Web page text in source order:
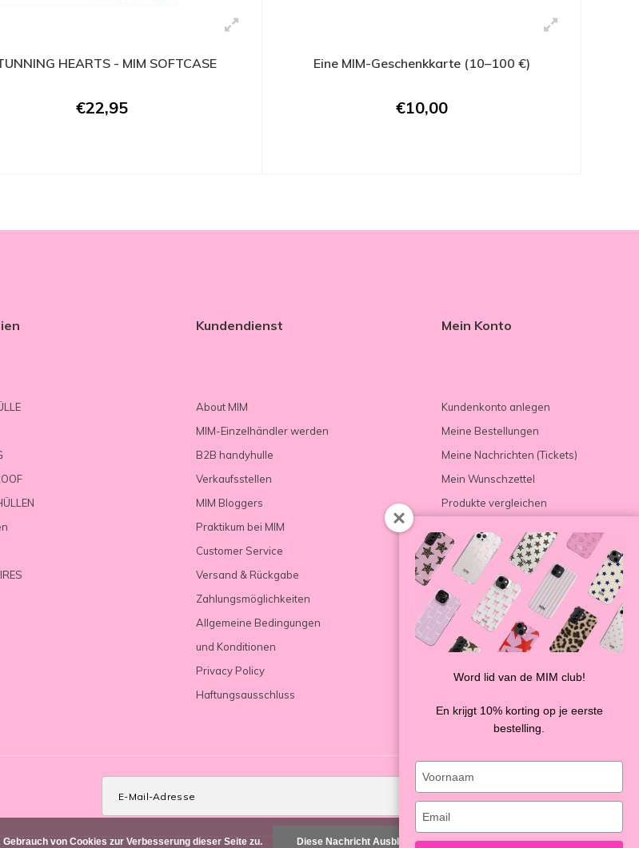
HEARTS - MIM SOFTCASE
€22,95
Eine MIM-Geschenkkarte (10–100 €)
€10,00
Kundendienst
About MIM
MIM-Einzelhändler werden
B2B handyhulle
Verkaufsstellen
MIM Bloggers
Praktikum bei MIM
Customer Service
Versand & Rückgabe
Zahlungsmöglichkeiten
Allgemeine Bedingungen
und Konditionen
Privacy Policy
Haftungsausschluss
Mein Konto
Kundenkonto anlegen
Meine Bestellungen
Meine Nachrichten (Tickets)
Mein Wunschzettel
Produkte vergleichen
SENDEN
Word lid van de MIM club!
En krijgt 10% korting op je eerste
bestelling.
name
email
von Cookies zur Verbesserung dieser Seite zu. Diese Nachricht Ausblenden